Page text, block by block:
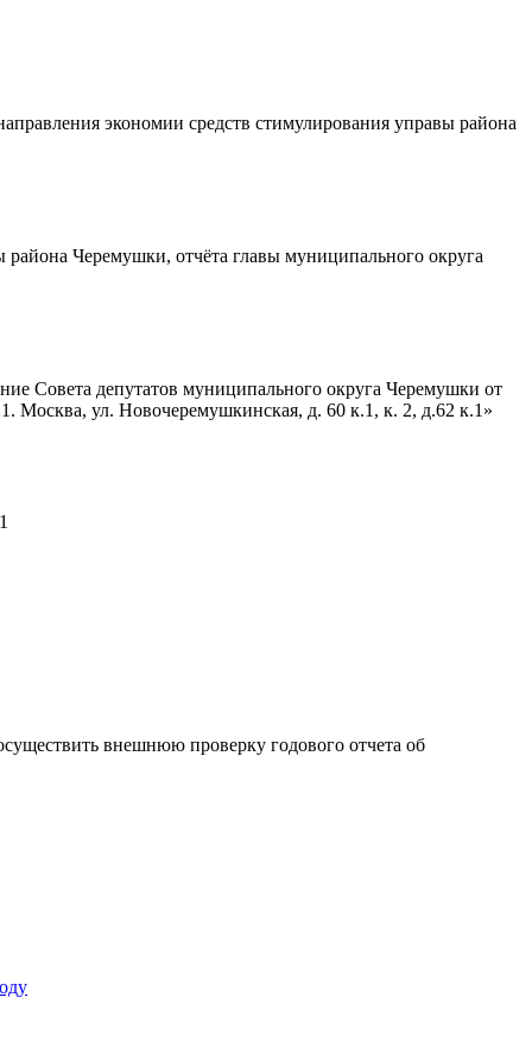
экономии средств стимулирования управы района
Черемушки, отчёта главы муниципального округа
Совета депутатов муниципального округа Черемушки от
Москва, ул. Новочеремушкинская, д. 60 к.1, к. 2, д.62 к.1»
внешнюю проверку годового отчета об